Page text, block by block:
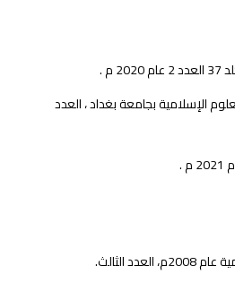
.
الإسلامية بجامعة بغداد ، العدد